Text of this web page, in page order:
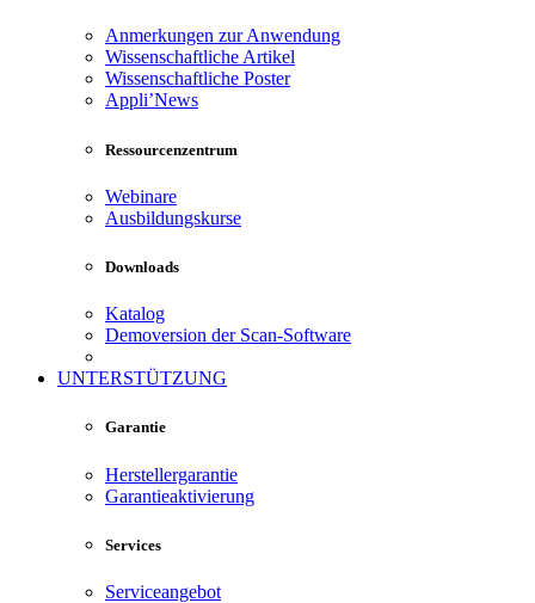
Anmerkungen zur Anwendung
Wissenschaftliche Artikel
Wissenschaftliche Poster
Appli’News
Ressourcenzentrum
Webinare
Ausbildungskurse
Downloads
Katalog
Demoversion der Scan-Software
UNTERSTÜTZUNG
Garantie
Herstellergarantie
Garantieaktivierung
Services
Serviceangebot